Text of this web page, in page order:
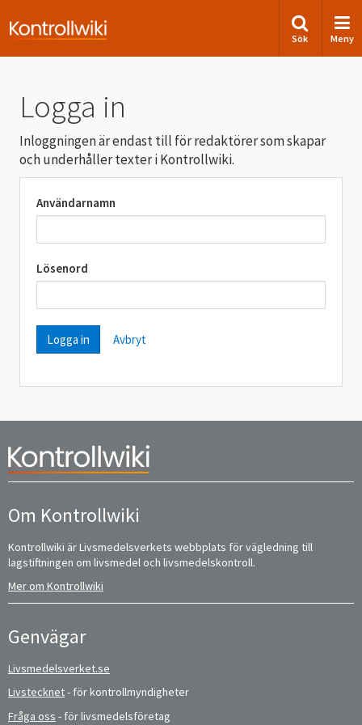
Sök Meny
Logga in
Inloggningen är endast till för redaktörer som skapar
och underhåller texter i Kontrollwiki.
Användarnamn
Lösenord
Avbryt
Om Kontrollwiki
Kontrollwiki är Livsmedelsverkets webbplats för vägledning till
lagstiftningen om livsmedel och livsmedelskontroll.
Mer om Kontrollwiki
Genvägar
Livsmedelsverket.se
Livstecknet- för kontrollmyndigheter
Fråga oss - för livsmedelsföretag